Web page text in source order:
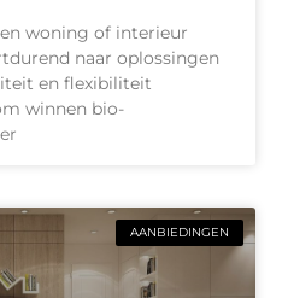
woning of interieur
naar oplossingen
en flexibiliteit
winnen bio-
AANBIEDINGEN